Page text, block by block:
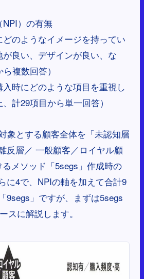
）の有無
のようなイメージを持ってい
が良い、デザインが良い、な
複数回答）
時にどのような項目を重視し
計29項目から単一回答）
象とする顧客全体を「未認知層
反層／ 一般顧客／ロイヤル顧
メソッド「5segs」作成時の
に4で、NPIの軸を加えて合計9
9segs」ですが、まずは5segs
スに解説します。